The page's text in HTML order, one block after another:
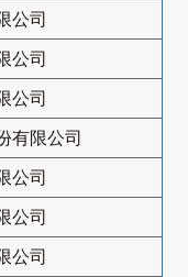
公司
公司
公司
有限公司
公司
公司
公司